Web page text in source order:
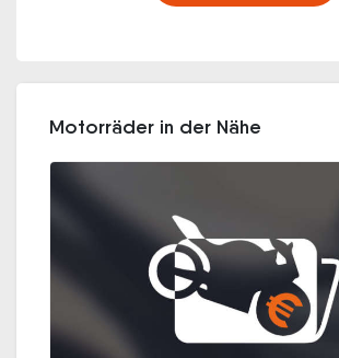
Motorräder in der Nähe